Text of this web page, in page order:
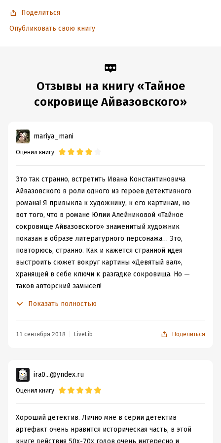
Поделиться
Опубликовать свою книгу
Отзывы на книгу «Тайное
сокровище Айвазовского»
mariya_mani
Оценил книгу
Это так странно, встретить Ивана Константиновича
Айвазовского в роли одного из героев детективного
романа! Я привыкла к художнику, к его картинам, но
вот того, что в романе Юлии Алейниковой «Тайное
сокровище Айвазовского» знаменитый художник
показан в образе литературного персонажа… Это,
повторюсь, странно. Как и кажется странной идея
выстроить сюжет вокруг картины «Девятый вал»,
хранящей в себе ключи к разгадке сокровища. Но —
таков авторский замысел!
хватило действий, приключений — они, есть, конечно,
фрагментов — когда автор развивает линию, доводит
до определённой точки и, без пробелов или каких-
либо смысловых вставок, идёт дальше. Последнее меня
книгу, а не ломать голову, придумывая пропущенные
части сюжета.
Книга вышла в серии «Артефакт-детектив», и если
Показать полностью
11 сентября 2018 LiveLib Поделиться
ira0...@yndex.ru
Оценил книгу
Хороший детектив. Лично мне в серии детектив
артефакт очень нравится историческая часть, в этой
книге действия 50х-70х годов очень интересно и